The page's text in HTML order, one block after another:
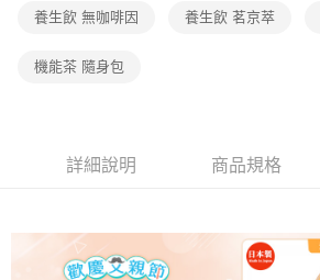
養生飲 無咖啡因 養生飲 茗京萃
機能茶 隨身包
詳細說明 商品規格